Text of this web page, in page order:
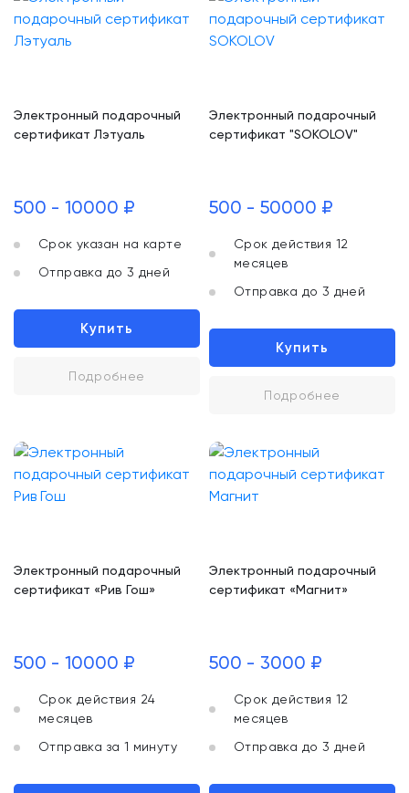
Электронный подарочный
сертификат Лэтуаль
500 - 10000 ₽
Срок указан на карте
Отправка до 3 дней
Купить
Подробнее
Электронный подарочный
сертификат "SOKOLOV"
500 - 50000 ₽
Срок действия 12
месяцев
Отправка до 3 дней
Купить
Подробнее
Электронный подарочный
сертификат «Рив Гош»
500 - 10000 ₽
Срок действия 24
месяцев
Отправка за 1 минуту
Электронный подарочный
сертификат «Магнит»
500 - 3000 ₽
Срок действия 12
месяцев
Отправка до 3 дней